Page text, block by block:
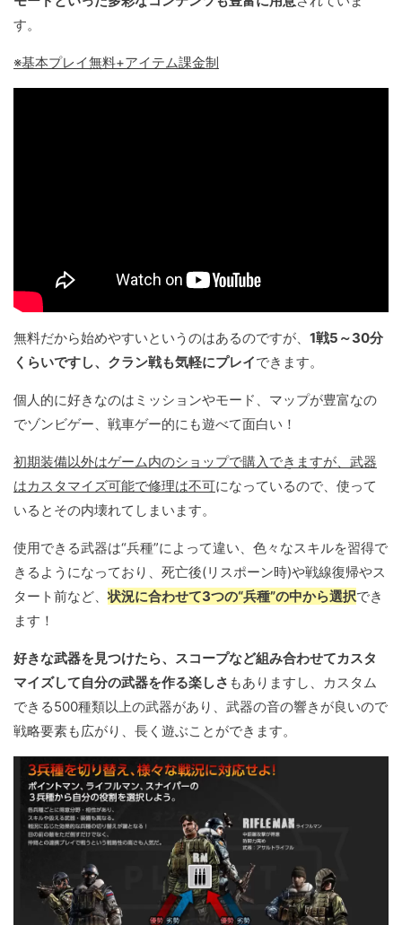
す。
※基本プレイ無料+アイテム課金制
無料だから始めやすいというのはあるのですが、 1戦5～30分
くらいですし、クラン戦も気軽にプレイできます。
個人的に好きなのはミッションやモード、マップが豊富なの
でゾンビゲー、戦車ゲー的にも遊べて面白い！
初期装備以外はゲーム内のショップで購入できますが、武器
はカスタマイズ可能で修理は不可になっているので、使って
いるとその内壊れてしまいます。
使用できる武器は“兵種”によって違い、色々なスキルを習得で
きるようになっており、死亡後(リスポーン時)や戦線復帰やス
タート前など、状況に合わせて3つの“兵種”の中から選択でき
ます！
好きな武器を見つけたら、スコープなど組み合わせてカスタ
マイズして自分の武器を作る楽しさ もありますし、カスタム
できる500種類以上の武器があり、武器の音の響きが良いので
戦略要素も広がり、長く遊ぶことができます。